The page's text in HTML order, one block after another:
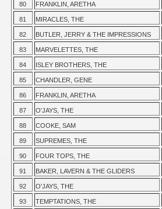
80 FRANKLIN, ARETHA
81 MIRACLES, THE
82 BUTLER, JERRY & THE IMPRESSIONS
83 MARVELETTES, THE
84 ISLEY BROTHERS, THE
85 CHANDLER, GENE
86 FRANKLIN, ARETHA
87 O'JAYS, THE
88 COOKE, SAM
89 SUPREMES, THE
90 FOUR TOPS, THE
91 BAKER, LAVERN & THE GLIDERS
92 O'JAYS, THE
93 TEMPTATIONS, THE